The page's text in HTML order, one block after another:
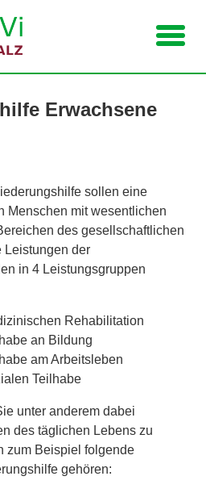
Navigation
Erwachsene
sollen eine
Menschen mit wesentlichen
des gesellschaftlichen
Leistungen der
in 4 Leistungsgruppen
Rehabilitation
an Bildung
am Arbeitsleben
Teilhabe
unter anderem dabei
des täglichen Lebens zu
zum Beispiel folgende
gehören: